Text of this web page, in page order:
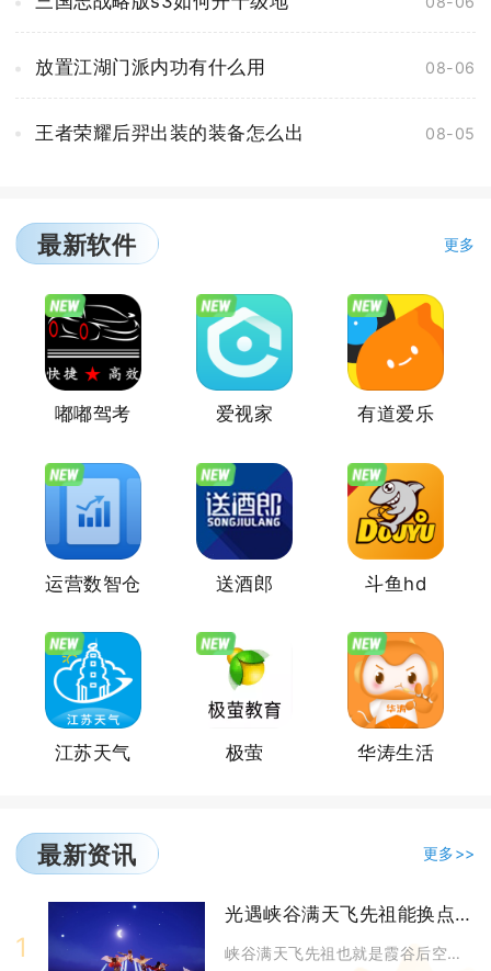
放置江湖门派内功有什么用 08-06
王者荣耀后羿出装的装备怎么出 08-05
最新软件 更多
嘟嘟驾考 爱视家 有道爱乐
运营数智仓 送酒郎 斗鱼hd
江苏天气 极萤 华涛生活
最新资讯 更多>>
1
光遇峡谷满天飞先祖能换点什么
峡谷满天飞先祖也就是霞谷后空翻先祖，可兑换的永久道具包含向日葵短发、尖